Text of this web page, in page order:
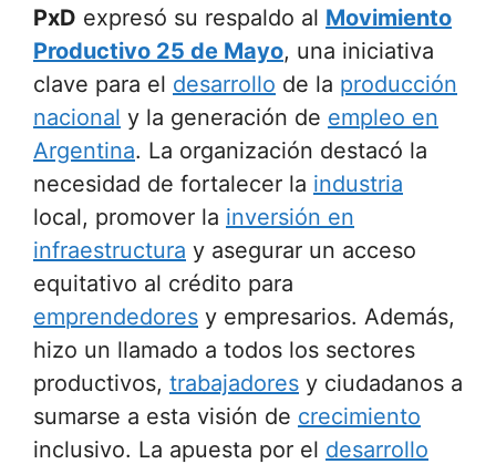
PxD expresó su respaldo al Movimiento
Productivo 25 de Mayo, una iniciativa
clave para el desarrollo de la producción
nacional y la generación de empleo en
Argentina. La organización destacó la
necesidad de fortalecer la industria
local, promover la inversión en
infraestructura y asegurar un acceso
equitativo al crédito para
emprendedores y empresarios. Además,
hizo un llamado a todos los sectores
productivos, trabajadores y ciudadanos a
sumarse a esta visión de crecimiento
inclusivo. La apuesta por el desarrollo